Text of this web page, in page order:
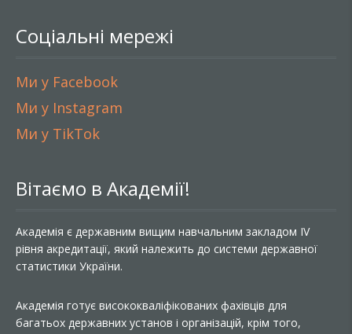
Соціальні мережі
Ми у Facebook
Ми у Instagram
Ми у TikTok
Вітаємо в Академії!
Академія є державним вищим навчальним закладом IV
рівня акредитації, який належить до системи державної
статистики України.
Академія готує висококваліфікованих фахівців для
багатьох державних установ і організацій, крім того,